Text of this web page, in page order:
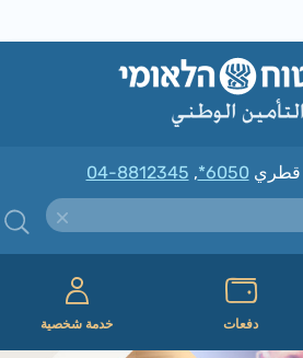
*6050
,
04-8812345
دفعات خدمة شخصية